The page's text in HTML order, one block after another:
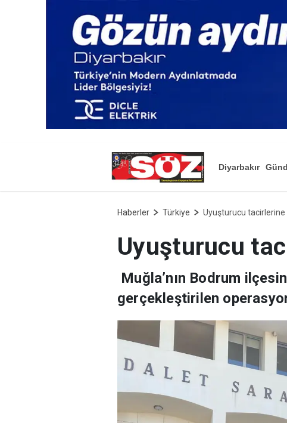
Diyarbakır
Haberler Türkiye Uyuşturucu tacirlerine
Uyuşturucu
Muğla’nın Bodrum
gerçekleştirilen